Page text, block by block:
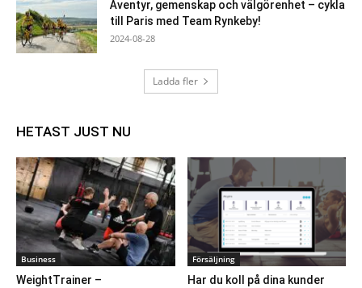
Äventyr, gemenskap och välgörenhet – cykla
till Paris med Team Rynkeby!
2024-08-28
Ladda fler
HETAST JUST NU
Business
WeightTrainer –
Försäljning
Har du koll på dina kunder